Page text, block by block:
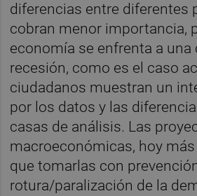
diferencias entre diferentes
cobran menor importancia,
economía se enfrenta a una
recesión, como es el caso
ciudadanos muestran un
por los datos y las
casas de análisis. Las
macroeconómicas, hoy
que tomarlas con
rotura/paralización de la